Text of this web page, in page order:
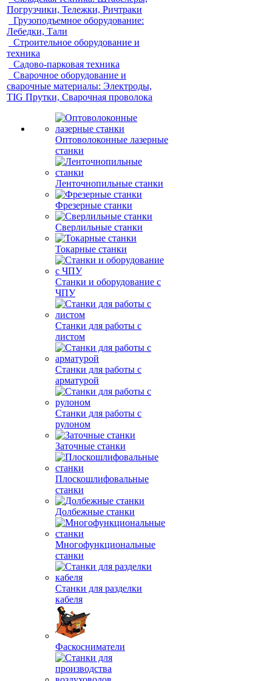
Погрузчики, Тележки, Ричтраки
Грузоподъемное оборудование:
Лебедки, Тали
Строительное оборудование и
техника
Садово-парковая техника
Сварочное оборудование и
сварочные материалы: Электроды,
TIG Прутки, Сварочная проволока
Оптоволоконные лазерные
станки
Ленточнопильные станки
Фрезерные станки
Сверлильные станки
Токарные станки
Станки и оборудование с
ЧПУ
Станки для работы с
листом
Станки для работы с
арматурой
Станки для работы с
рулоном
Заточные станки
Плоскошлифовальные
станки
Долбежные станки
Многофункциональные
станки
Станки для разделки
кабеля
Фаскосниматели